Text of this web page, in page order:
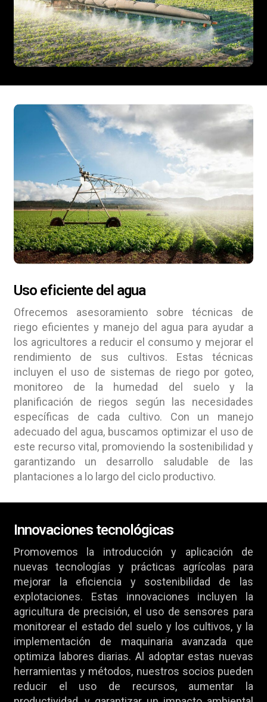
Uso eficiente del agua
Ofrecemos asesoramiento sobre técnicas de
riego eficientes y manejo del agua para ayudar a
los agricultores a reducir el consumo y mejorar el
rendimiento de sus cultivos. Estas técnicas
incluyen el uso de sistemas de riego por goteo,
monitoreo de la humedad del suelo y la
planificación de riegos según las necesidades
específicas de cada cultivo. Con un manejo
adecuado del agua, buscamos optimizar el uso de
este recurso vital, promoviendo la sostenibilidad y
garantizando un desarrollo saludable de las
plantaciones a lo largo del ciclo productivo.
Innovaciones tecnológicas
Promovemos la introducción y aplicación de
nuevas tecnologías y prácticas agrícolas para
mejorar la eficiencia y sostenibilidad de las
explotaciones. Estas innovaciones incluyen la
agricultura de precisión, el uso de sensores para
monitorear el estado del suelo y los cultivos, y la
implementación de maquinaria avanzada que
optimiza labores diarias. Al adoptar estas nuevas
herramientas y métodos, nuestros socios pueden
reducir el uso de recursos, aumentar la